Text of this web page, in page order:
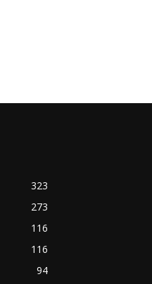
323
273
116
116
94